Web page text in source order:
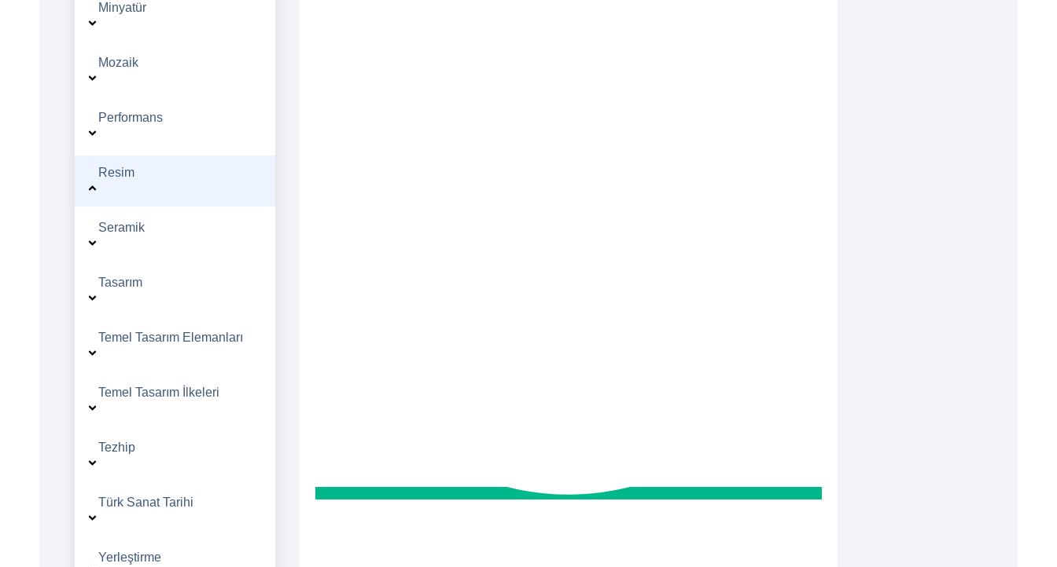
Minyatür
Mozaik
Performans
Resim
Seramik
Tasarım
Temel Tasarım Elemanları
Temel Tasarım İlkeleri
Tezhip
Türk Sanat Tarihi
Yerleştirme